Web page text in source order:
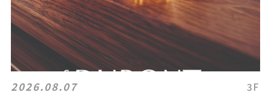
2026.08.07 3F